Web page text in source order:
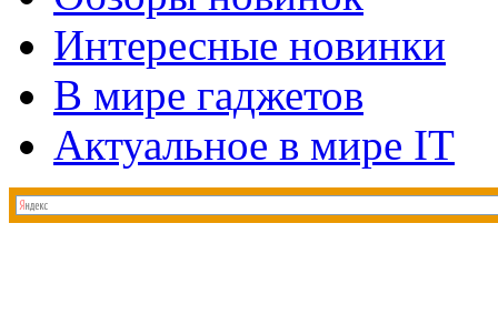
Интересные новинки
В мире гаджетов
Актуальное в мире IT